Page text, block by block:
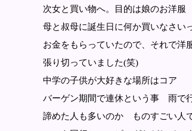
次女と買い物へ。目的は娘のお洋服
母と叔母に誕生日に何か買いなさい
お金をもらっていたので、それで洋
張り切っていました(笑)
中学の子供が大好きな場所はコア
バーゲン期間で連休という事 雨で
諦めた人も多いのか ものすごい人で